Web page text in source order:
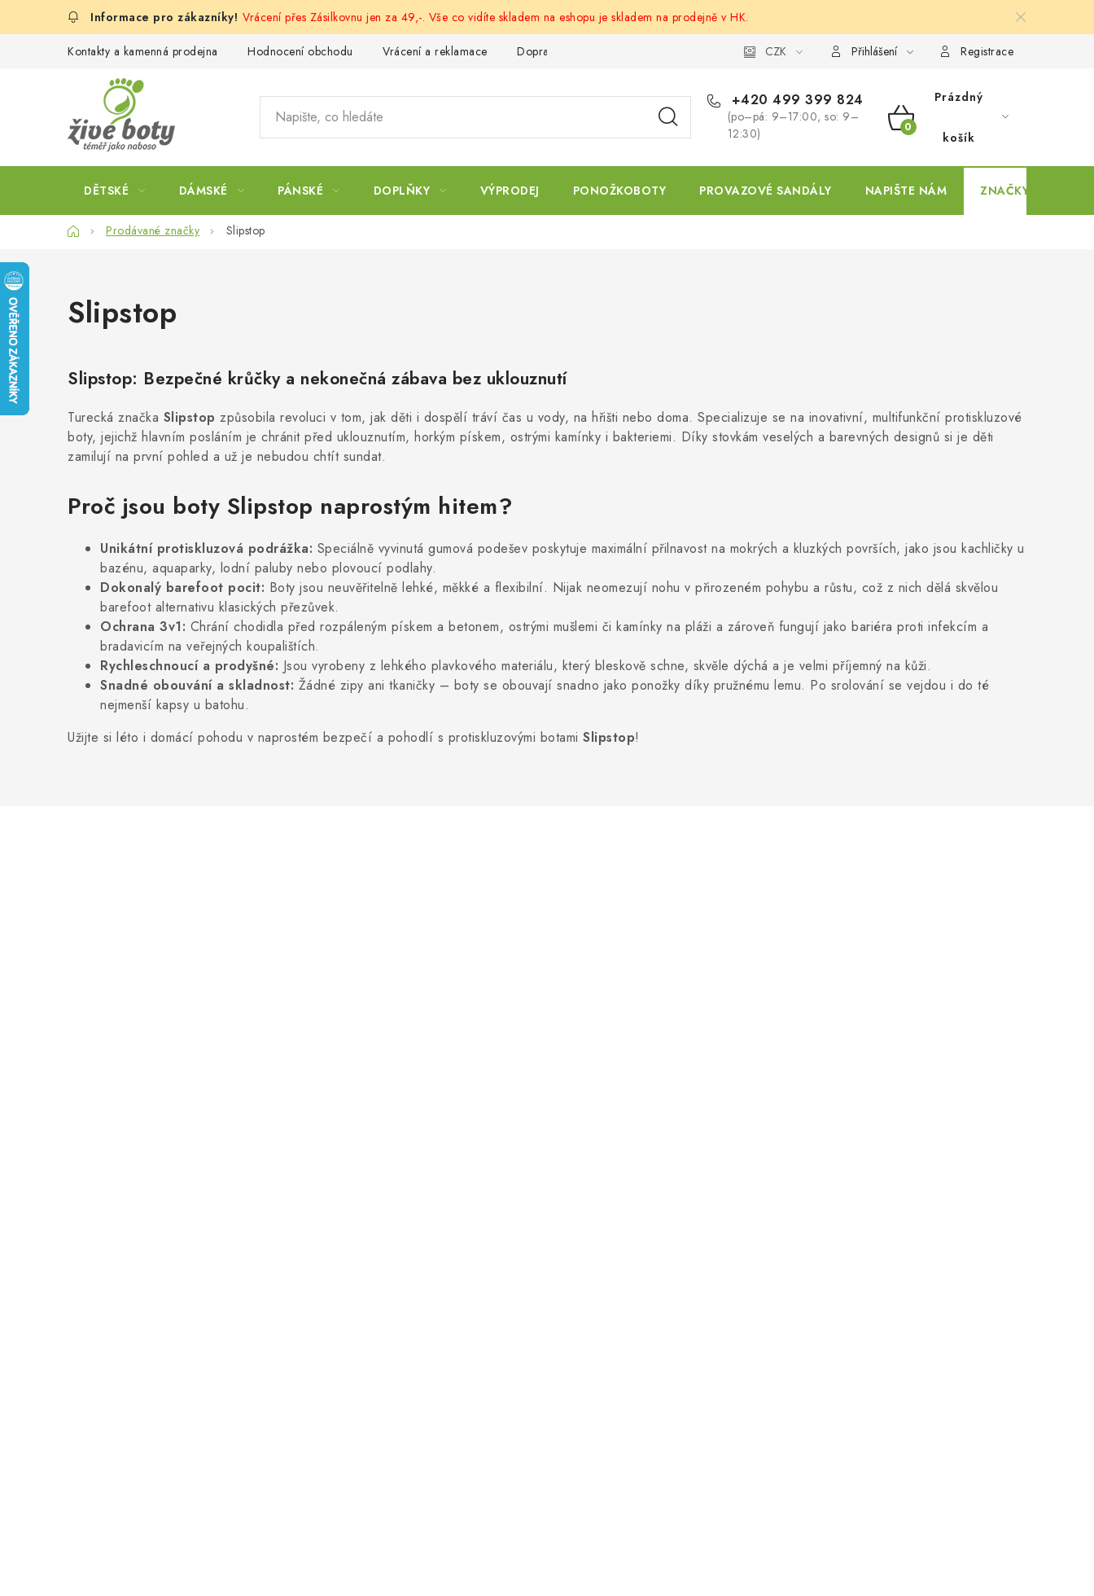
Vrácení přes Zásilkovnu jen za 49,-. Vše co vidíte skladem na eshopu je skladem na prodejně v HK.
Kontakty a kamenná prodejna Hodnocení obchodu Vrácení a reklamace Doprava a platba CZK Přihlášení Registrace
+420 499 399 824
(po–pá: 9–17:00, so: 9–
12:30)
NÁKUPNÍ
KOŠÍK
Prázdný
košík
DĚTSKÉ DÁMSKÉ PÁNSKÉ DOPLŇKY VÝPRODEJ PONOŽKOBOTY PROVAZOVÉ SANDÁLY NAPIŠTE NÁM ZNAČKY
DomůProdávané značky Slipstop
Slipstop
Slipstop: Bezpečné krůčky a nekonečná zábava bez uklouznutí
Turecká značka Slipstop způsobila revoluci v tom, jak děti i dospělí tráví čas u vody, na hřišti nebo doma. Specializuje se na inovativní, multifunkční protiskluzové
boty, jejichž hlavním posláním je chránit před uklouznutím, horkým pískem, ostrými kamínky i bakteriemi. Díky stovkám veselých a barevných designů si je děti
zamilují na první pohled a už je nebudou chtít sundat.
Proč jsou boty Slipstop naprostým hitem?
Unikátní protiskluzová podrážka: Speciálně vyvinutá gumová podešev poskytuje maximální přilnavost na mokrých a kluzkých površích, jako jsou kachličky u
bazénu, aquaparky, lodní paluby nebo plovoucí podlahy.
Dokonalý barefoot pocit: Boty jsou neuvěřitelně lehké, měkké a flexibilní. Nijak neomezují nohu v přirozeném pohybu a růstu, což z nich dělá skvělou
barefoot alternativu klasických přezůvek.
Ochrana 3v1: Chrání chodidla před rozpáleným pískem a betonem, ostrými mušlemi či kamínky na pláži a zároveň fungují jako bariéra proti infekcím a
bradavicím na veřejných koupalištích.
Rychleschnoucí a prodyšné: Jsou vyrobeny z lehkého plavkového materiálu, který bleskově schne, skvěle dýchá a je velmi příjemný na kůži.
Snadné obouvání a skladnost: Žádné zipy ani tkaničky – boty se obouvají snadno jako ponožky díky pružnému lemu. Po srolování se vejdou i do té
nejmenší kapsy u batohu.
Užijte si léto i domácí pohodu v naprostém bezpečí a pohodlí s protiskluzovými botami Slipstop!